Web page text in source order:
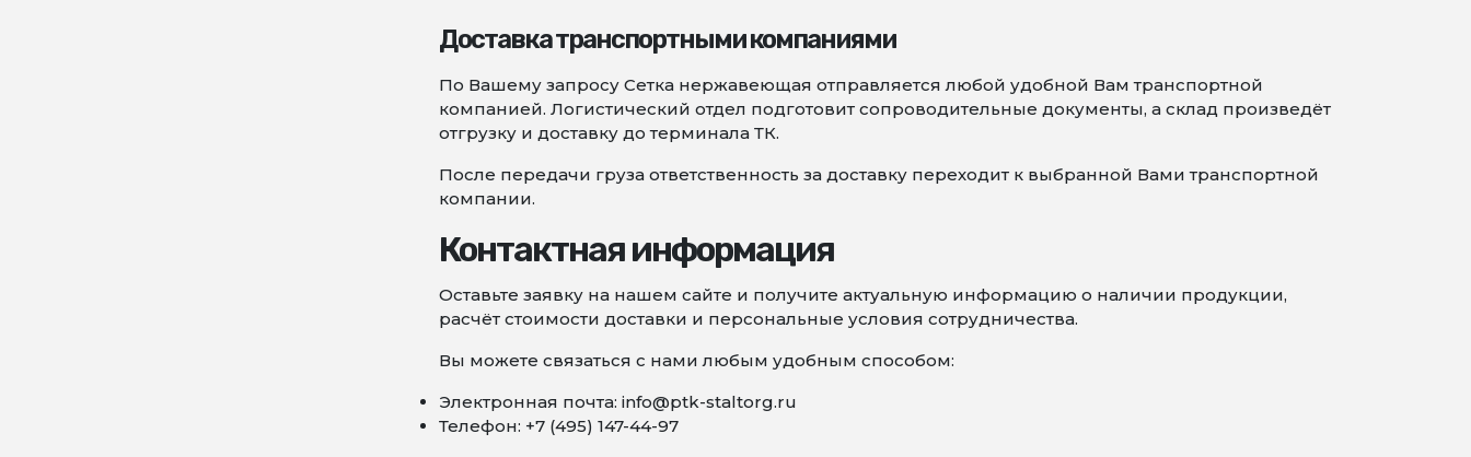
Доставка транспортными компаниями
По Вашему запросу Сетка нержавеющая отправляется любой удобной Вам транспортной
компанией. Логистический отдел подготовит сопроводительные документы, а склад произведёт
отгрузку и доставку до терминала ТК.
После передачи груза ответственность за доставку переходит к выбранной Вами транспортной
компании.
Контактная информация
Оставьте заявку на нашем сайте и получите актуальную информацию о наличии продукции,
расчёт стоимости доставки и персональные условия сотрудничества.
Вы можете связаться с нами любым удобным способом:
Электронная почта: info@ptk-staltorg.ru
Телефон: +7 (495) 147-44-97